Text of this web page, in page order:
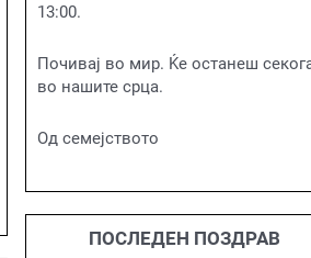
13:00.
Почивај во мир. Ќе останеш
во нашите срца.
Од семејството
ПОСЛЕДЕН ПОЗДРАВ